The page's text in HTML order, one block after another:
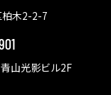
柏木2-2-7
山光影ビル2F